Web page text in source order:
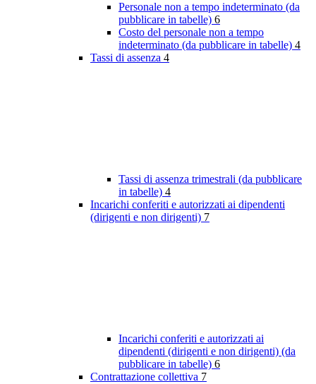
Personale non a tempo indeterminato (da
pubblicare in tabelle) 6
Costo del personale non a tempo
indeterminato (da pubblicare in tabelle) 4
Tassi di assenza 4
Tassi di assenza trimestrali (da pubblicare
in tabelle) 4
Incarichi conferiti e autorizzati ai dipendenti
(dirigenti e non dirigenti) 7
Incarichi conferiti e autorizzati ai
dipendenti (dirigenti e non dirigenti) (da
pubblicare in tabelle) 6
Contrattazione collettiva 7